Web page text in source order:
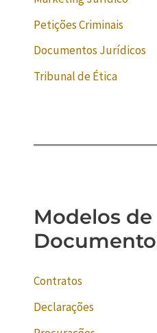
Petições Criminais
Documentos Jurídicos
Tribunal de Ética
Modelos de
Contratos
Declarações